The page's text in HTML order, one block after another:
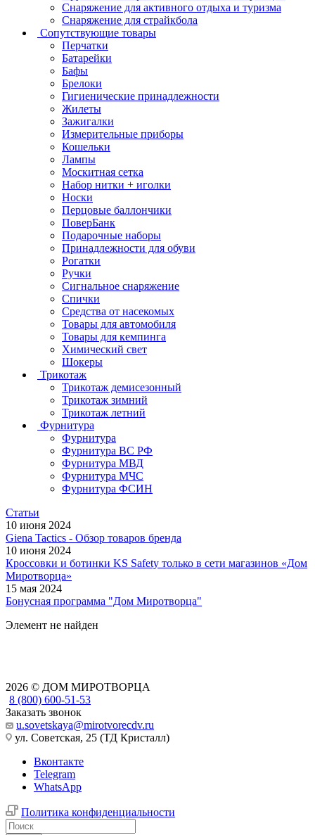
Снаряжение для активного отдыха и туризма
Снаряжение для страйкбола
Сопутствующие товары
Перчатки
Батарейки
Бафы
Брелоки
Гигиенические принадлежности
Жилеты
Зажигалки
Измерительные приборы
Кошельки
Лампы
Москитная сетка
Набор нитки + иголки
Носки
Перцовые баллончики
ПоверБанк
Подарочные наборы
Принадлежности для обуви
Рогатки
Ручки
Сигнальное снаряжение
Спички
Средства от насекомых
Товары для автомобиля
Товары для кемпинга
Химический свет
Шокеры
Трикотаж
Трикотаж демисезонный
Трикотаж зимний
Трикотаж летний
Фурнитура
Фурнитура
Фурнитура ВС РФ
Фурнитура МВД
Фурнитура МЧС
Фурнитура ФСИН
Статьи
10 июня 2024
Giena Tactics - Обзор товаров бренда
10 июня 2024
Кроссовки и ботинки KS Safety только в сети магазинов «Дом
Миротворца»
15 мая 2024
Бонусная программа "Дом Миротворца"
Элемент не найден
2026 © ДОМ МИРОТВОРЦА
8 (800) 600-51-53
Заказать звонок
u.sovetskaya@mirotvorecdv.ru
ул. Советская, 25 (ТД Кристалл)
Вконтакте
Telegram
WhatsApp
Политика конфиденциальности